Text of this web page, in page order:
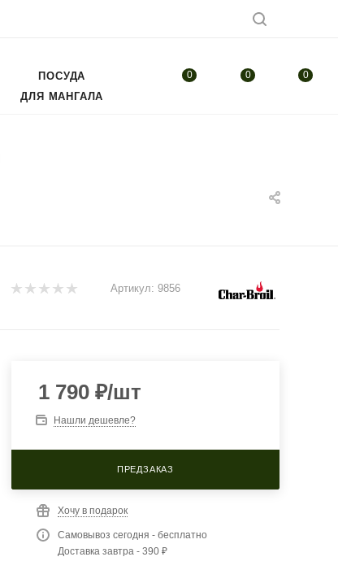
0 0 0
ПОСУДА
ДЛЯ МАНГАЛА
Артикул: 9856
1 790 ₽/шт
Нашли дешевле?
ПРЕДЗАКАЗ
Хочу в подарок
Самовывоз сегодня - бесплатно
Доставка завтра - 390 ₽